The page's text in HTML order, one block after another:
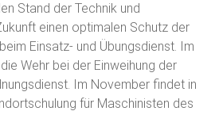
Stand der Technik und
einen optimalen Schutz der
Einsatz- und Übungsdienst. Im
Wehr bei der Einweihung der
Im November findet in
für Maschinisten des